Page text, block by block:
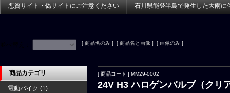
悪質サイト・偽サイトにご注意ください 石川県能登半島で発生した大雨に
[ 商品名のみ ] [ 商品名と画像 ] [ 画像のみ ]
[ 商品コード ] MM29-0002
24V H3 ハロゲンバルブ（クリ
商品カテゴリ
電動バイク (1)